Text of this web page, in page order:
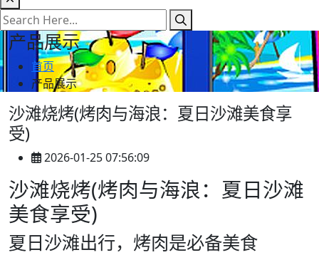
产品展示
首页
产品展示
沙滩烧烤(烤肉与海浪：夏日沙滩美食享
受)
2026-01-25 07:56:09
沙滩烧烤(烤肉与海浪：夏日沙滩
美食享受)
夏日沙滩出行，烤肉是必备美食